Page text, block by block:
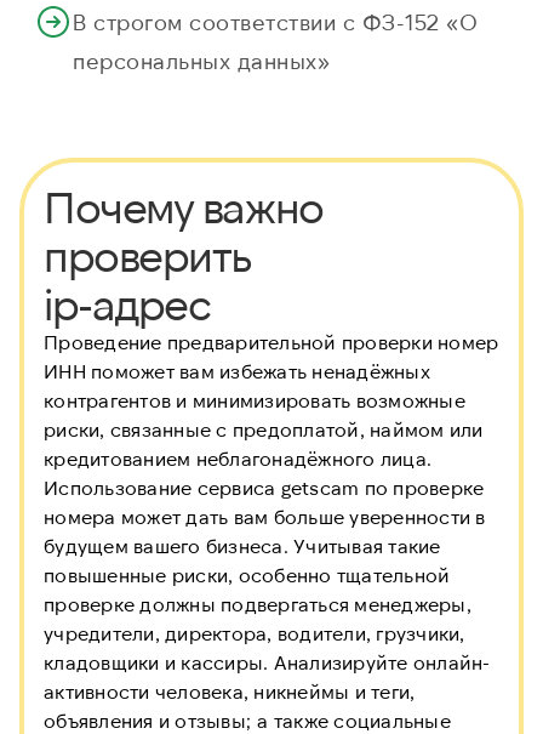
В строгом соответствии с ФЗ-152 «О
персональных данных»
Почему важно
проверить
ip-адрес
Проведение предварительной проверки номер
ИНН поможет вам избежать ненадёжных
контрагентов и минимизировать возможные
риски, связанные с предоплатой, наймом или
кредитованием неблагонадёжного лица.
Использование сервиса getscam по проверке
номера может дать вам больше уверенности в
будущем вашего бизнеса. Учитывая такие
повышенные риски, особенно тщательной
проверке должны подвергаться менеджеры,
учредители, директора, водители, грузчики,
кладовщики и кассиры. Анализируйте онлайн-
активности человека, никнеймы и теги,
объявления и отзывы; а также социальные